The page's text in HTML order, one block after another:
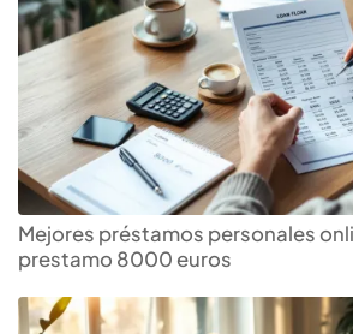
Mejores préstamos personales
prestamo 8000 euros